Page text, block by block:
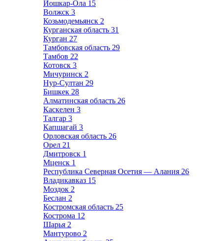
Йошкар-Ола 15
Волжск 3
Козьмодемьянск 2
Курганская область 31
Курган 27
Тамбовская область 29
Тамбов 22
Котовск 3
Мичуринск 2
Нур-Султан 29
Бишкек 28
Алматинская область 26
Каскелен 3
Талгар 3
Капшагай 3
Орловская область 26
Орел 21
Дмитровск 1
Мценск 1
Республика Северная Осетия — Алания 26
Владикавказ 15
Моздок 2
Беслан 2
Костромская область 25
Кострома 12
Шарья 2
Мантурово 2